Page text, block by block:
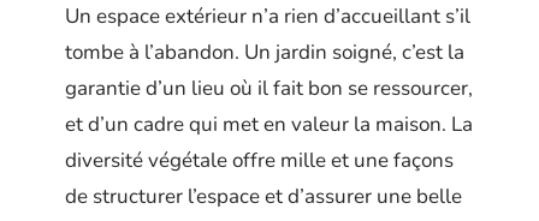
Un espace extérieur n’a rien d’accueillant s’il
tombe à l’abandon. Un jardin soigné, c’est la
garantie d’un lieu où il fait bon se ressourcer,
et d’un cadre qui met en valeur la maison. La
diversité végétale offre mille et une façons
de structurer l’espace et d’assurer une belle